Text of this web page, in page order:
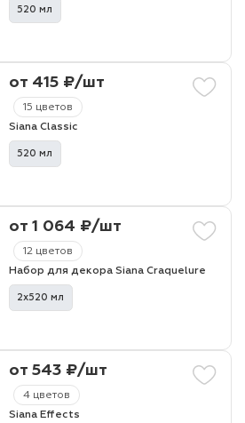
520 мл
15 цветов
от 415 ₽/шт
Siana Classic
520 мл
12 цветов
от 1 064 ₽/шт
Набор для декора Siana Craquelure
2х520 мл
4 цветов
от 543 ₽/шт
Siana Effects